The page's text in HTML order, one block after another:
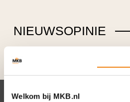
Welkom bij MKB.nl
NIEUWSOPINIE